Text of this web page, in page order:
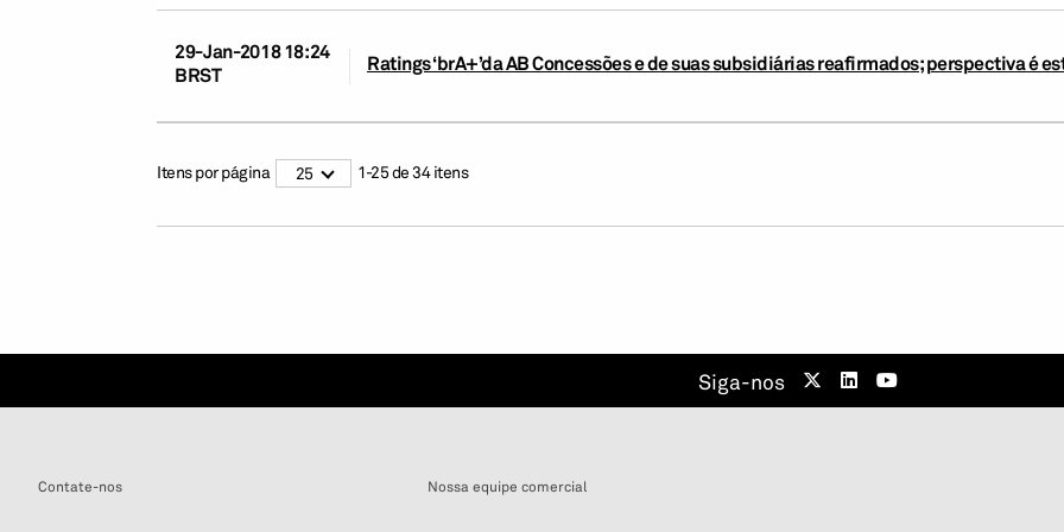
29-Jan-2018 18:24
BRST
Ratings ‘brA+’da AB Concessões e de suas subsidiárias reafirmados; perspectiva é
Itens por página 25 1-25de34 itens
Siga-nos
Contate-nos Nossa equipe comercial